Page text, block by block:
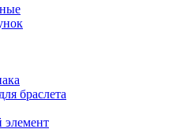
браслета
элемент